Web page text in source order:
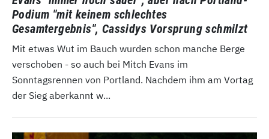
Podium "mit keinem schlechtes
Gesamtergebnis", Cassidys Vorsprung schmilzt
Mit etwas Wut im Bauch wurden schon manche Berge
verschoben - so auch bei Mitch Evans im
Sonntagsrennen von Portland. Nachdem ihm am Vortag
der Sieg aberkannt w...